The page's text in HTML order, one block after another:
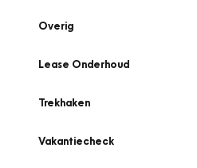
Overig
Lease Onderhoud
Trekhaken
Vakantiecheck